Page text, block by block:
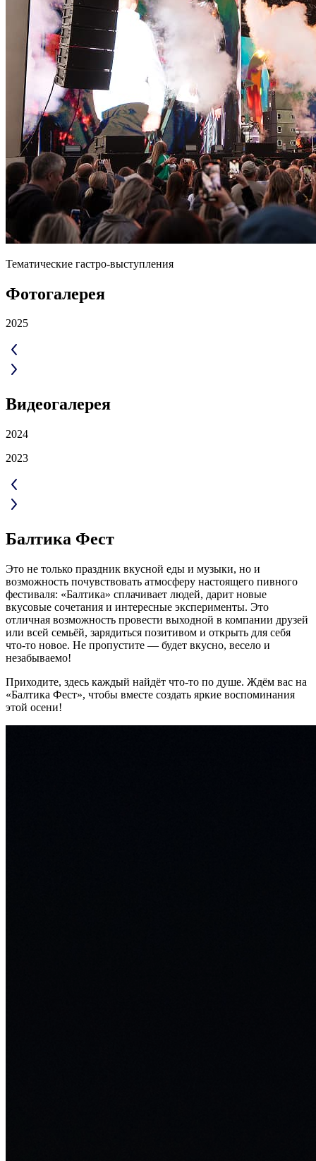
Тематические гастро‑выступления
Фотогалерея
2025
Видеогалерея
2024
2023
Балтика Фест
Это не только праздник вкусной еды и музыки, но и
возможность почувствовать атмосферу настоящего пивного
фестиваля: «Балтика» сплачивает людей, дарит новые
вкусовые сочетания и интересные эксперименты. Это
отличная возможность провести выходной в компании друзей
или всей семьёй, зарядиться позитивом и открыть для себя
что‑то новое. Не пропустите — будет вкусно, весело и
незабываемо!
Приходите, здесь каждый найдёт что‑то по душе. Ждём вас на
«Балтика Фест», чтобы вместе создать яркие воспоминания
этой осени!